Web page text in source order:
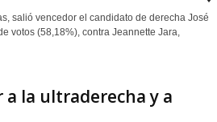
salió vencedor el candidato de derecha José
votos (58,18%), contra Jeannette Jara,
la ultraderecha y a